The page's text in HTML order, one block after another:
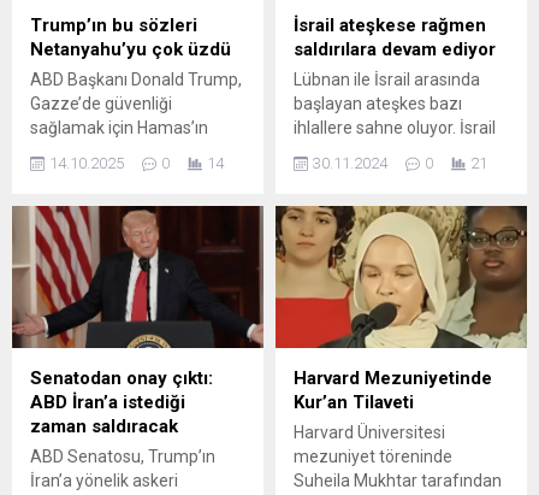
Trump’ın bu sözleri
Netanyahu’yu çok üzdü
ABD Başkanı Donald Trump,
Gazze’de güvenliği
sağlamak için Hamas’ın
geçici olarak bölgede görev
yapmasına onay verdi. Bu
ortadan kaldırma hedefiyle
çelişti. Trump ateşkesi
İsrail’in zaferi olarak
nitelerken Şarm el Şeyh’te
imzalanacak belgeyle
savaşın sona ereceğini
duyurdu.
14.10.2025 0 14
İsrail ateşkese rağmen
saldırılara devam ediyor
Lübnan ile İsrail arasında
başlayan ateşkes bazı
ihlallere sahne oluyor. İsrail
ordusu, bugünün erken
saatlerinde Lübnan'ın
füze rampasını vurduğunu
duyurdu. Lübnan ile İsrail
arasında varılan ateşkes
anlaşması, 27 Kasım ...
30.11.2024 0 21
Senatodan onay çıktı:
ABD İran’a istediği
zaman saldıracak
ABD Senatosu, Trump’ın
İran’a yönelik askeri
Harvard Mezuniyetinde
Kur’an Tilaveti
Harvard Üniversitesi
mezuniyet töreninde
Suheila Mukhtar tarafından